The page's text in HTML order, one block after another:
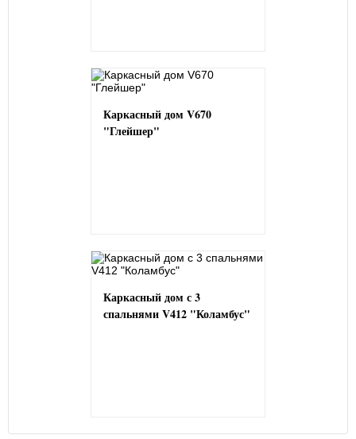
Каркасный дом V670
"Глейшер"
Каркасный дом с 3
спальнями V412 "Коламбус"